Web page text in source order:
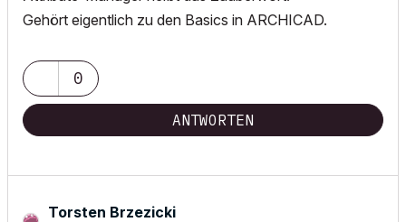
Gehört eigentlich zu den Basics in ARCHICAD.
0
ANTWORTEN
Torsten Brzezicki